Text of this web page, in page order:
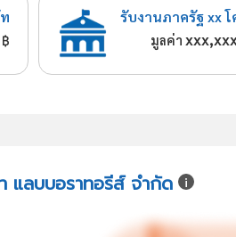
฿
รับงานภาครัฐ xx โ
มูลค่า
แลบบอราทอรีส์ จำกัด